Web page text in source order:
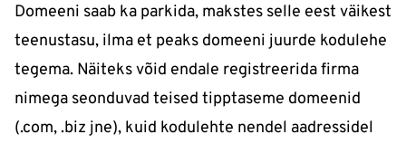
Domeeni saab ka parkida, makstes selle eest väikest
teenustasu, ilma et peaks domeeni juurde kodulehe
tegema. Näiteks võid endale registreerida firma
nimega seonduvad teised tipptaseme domeenid
(.com, .biz jne), kuid kodulehte nendel aadressidel